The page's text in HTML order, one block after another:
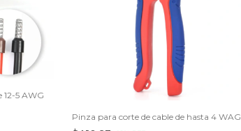
5 AWG
Pinza para corte de cable de hasta 4 WAG